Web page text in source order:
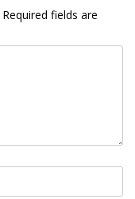
Required fields are